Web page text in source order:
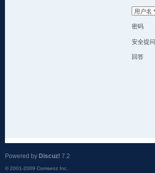
密码
安全提问
回答
Powered by Discuz! 7.2
© 2001-2009 Comsenz Inc.